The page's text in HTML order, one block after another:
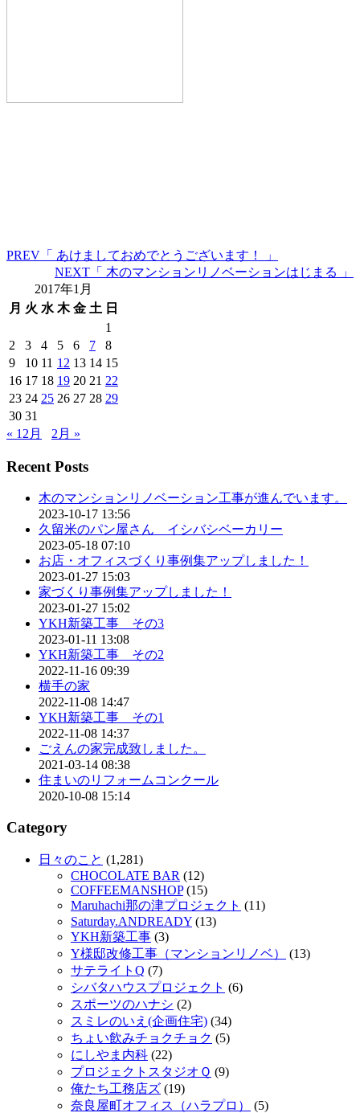
PREV 「 あけましておめでとうございます！ 」
NEXT 「 木のマンションリノベーションはじまる 」
2017年1月
月 火 水 木 金 土 日
1
2
3 4 5 6 7
8
9
10 11 12 13 14 15
16 17 18 19 20 21 22
23 24 25 26 27 28 29
30 31
« 12月
2月 »
Recent Posts
木のマンションリノベーション工事が進んでいます。
2023-10-17 13:56
久留米のパン屋さん イシバシベーカリー
2023-05-18 07:10
お店・オフィスづくり事例集アップしました！
2023-01-27 15:03
家づくり事例集アップしました！
2023-01-27 15:02
YKH新築工事 その3
2023-01-11 13:08
YKH新築工事 その2
2022-11-16 09:39
横手の家
2022-11-08 14:47
YKH新築工事 その1
2022-11-08 14:37
ごえんの家完成致しました。
2021-03-14 08:38
住まいのリフォームコンクール
2020-10-08 15:14
Category
日々のこと (1,281)
CHOCOLATE BAR (12)
COFFEEMANSHOP(15)
Maruhachi那の津プロジェクト (11)
Saturday.ANDREADY (13)
YKH新築工事 (3)
Y様邸改修工事（マンションリノベ）
(13)
サテライトQ (7)
シバタハウスプロジェクト (6)
スポーツのハナシ (2)
スミレのいえ(企画住宅) (34)
ちょい飲みチョクチョク (5)
にしやま内科 (22)
プロジェクトスタジオＱ (9)
俺たち工務店ズ (19)
奈良屋町オフィス（ハラプロ）
(5)